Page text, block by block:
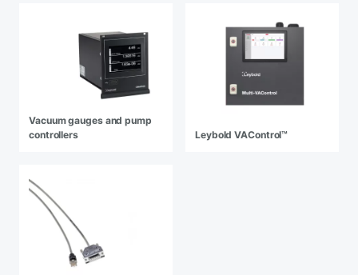
Vacuum gauges and pump
controllers
Leybold VAControl™